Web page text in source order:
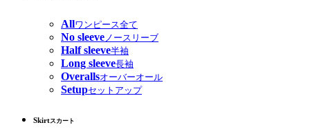
Allワンピース全て
No sleeve ノースリーブ
Half sleeve半袖
Long sleeve長袖
Overallsオーバーオール
Setupセットアップ
Skirtスカート